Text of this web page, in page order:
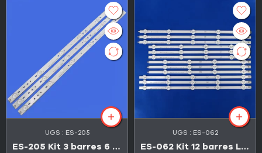
UGS : ES-205
ES-205 Kit 3 barres 6 LED 3V TV CONDOR 32″ LED32C4500
UGS : ES-062
ES-062 Kit 12 barres LED LG 47″ Série LN